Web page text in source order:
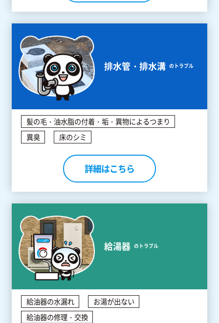
排水管・排水溝 のトラブル
髪の毛・油水脂の付着・垢・異物によるつまり
異臭
床のシミ
詳細はこちら
給湯器 のトラブル
給油器の水漏れ
お湯が出ない
給油器の修理・交換